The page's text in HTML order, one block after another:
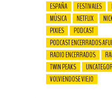
ESPAÑA
FESTIVALES
MÚSICA
NETFLIX
PIXIES
PODCAST
PODCAST ENCERRADOS
RADIO ENCERRADOS
TWIN PEAKS
VOLVIENDOSE VIEJO